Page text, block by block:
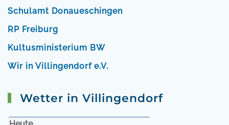
Schulamt Donaueschingen
RP Freiburg
Kultusministerium BW
Wir in Villingendorf e.V.
Wetter in Villingendorf